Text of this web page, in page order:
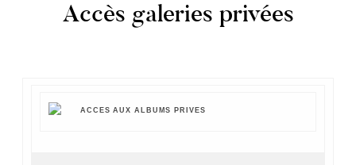
Accès galeries privées
ACCES AUX ALBUMS PRIVES